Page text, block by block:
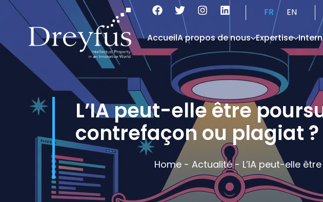
FR EN
AccueilA propos de nous Expertise
L’IA peut-elle être
contrefaçon ou plagiat ?
Home- Actualité- L’IA peut-elle